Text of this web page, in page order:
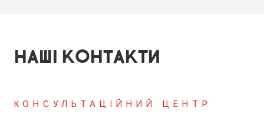
НАШІ КОНТАКТИ
КОНСУЛЬТАЦІЙНИЙ ЦЕНТР